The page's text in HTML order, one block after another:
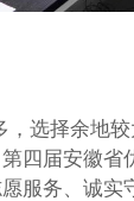
选择余地
四届安徽
服务、诚